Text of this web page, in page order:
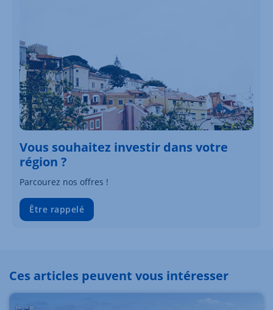
Vous souhaitez investir dans votre
région ?
Parcourez nos offres !
Être rappelé
Ces articles peuvent vous intéresser